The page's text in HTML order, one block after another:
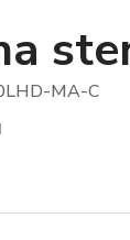
MA-C